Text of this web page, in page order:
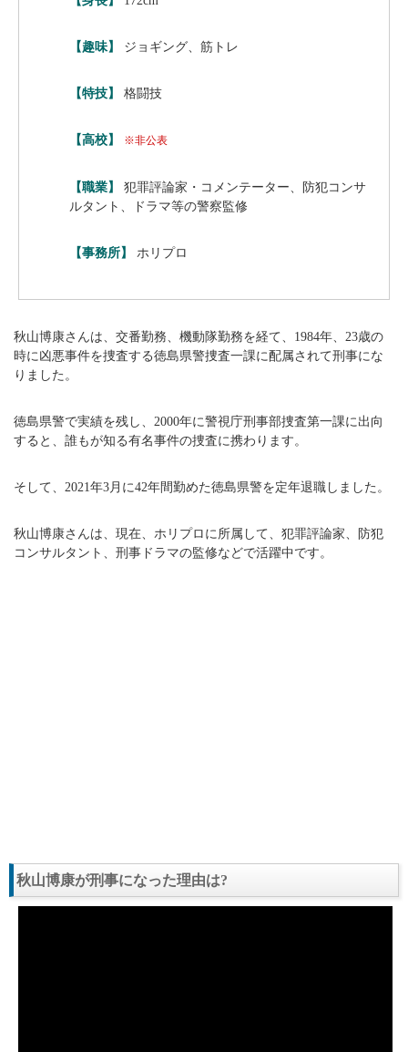
【趣味】 ジョギング、筋トレ
【特技】 格闘技
【高校】 ※非公表
【職業】
犯罪評論家・コメンテーター、防犯コンサ
ルタント、ドラマ等の警察監修
【事務所】 ホリプロ
秋山博康さんは、交番勤務、機動隊勤務を経て、1984年、23歳の
時に凶悪事件を捜査する徳島県警捜査一課に配属されて刑事にな
りました。
徳島県警で実績を残し、2000年に警視庁刑事部捜査第一課に出向
すると、誰もが知る有名事件の捜査に携わります。
そして、2021年3月に42年間勤めた徳島県警を定年退職しました。
秋山博康さんは、現在、ホリプロに所属して、犯罪評論家、防犯
コンサルタント、刑事ドラマの監修などで活躍中です。
秋山博康が刑事になった理由は?